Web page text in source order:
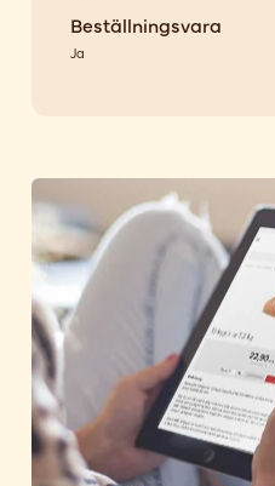
Beställningsvara
Ja